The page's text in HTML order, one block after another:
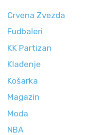
Crvena Zvezda
Fudbaleri
KK Partizan
Klađenje
Košarka
Magazin
Moda
NBA